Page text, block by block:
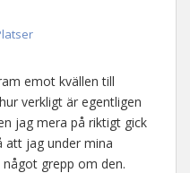
emot kvällen till
verkligt är egentligen
jag mera på riktigt gick
att jag under mina
grepp om den.